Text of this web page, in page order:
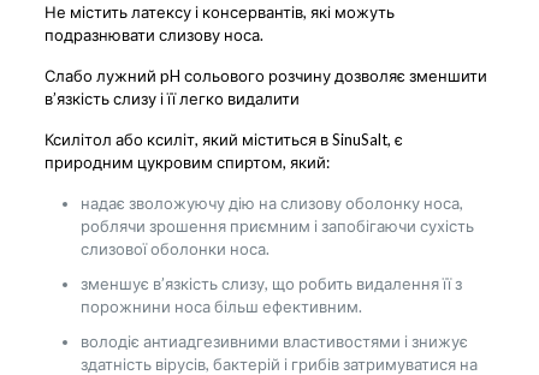
Не містить латексу і консервантів, які можуть
подразнювати слизову носа.
Слабо лужний pH сольового розчину дозволяє зменшити
в’язкість слизу і її легко видалити
Ксилітол або ксиліт, який міститься в SinuSalt, є
природним цукровим спиртом, який:
надає зволожуючу дію на слизову оболонку носа,
роблячи зрошення приємним і запобігаючи сухість
слизової оболонки носа.
зменшує в’язкість слизу, що робить видалення її з
порожнини носа більш ефективним.
володіє антиадгезивними властивостями і знижує
здатність вірусів, бактерій і грибів затримуватися на